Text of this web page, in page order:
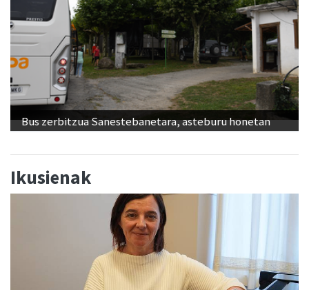
Bus zerbitzua Sanestebanetara, asteburu honetan
Ikusienak